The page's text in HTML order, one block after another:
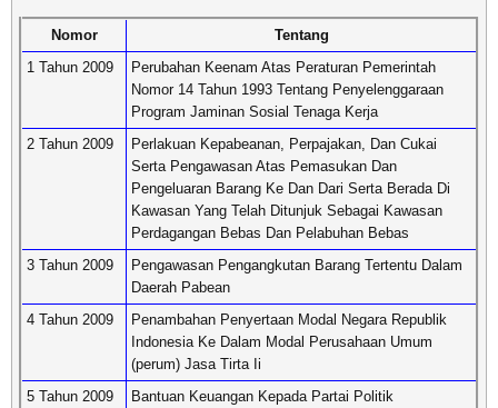
Nomor
Tentang
1 Tahun 2009
Perubahan Keenam Atas Peraturan Pemerintah
Nomor 14 Tahun 1993 Tentang Penyelenggaraan
Program Jaminan Sosial Tenaga Kerja
2 Tahun 2009
Perlakuan Kepabeanan, Perpajakan, Dan Cukai
Serta Pengawasan Atas Pemasukan Dan
Pengeluaran Barang Ke Dan Dari Serta Berada Di
Kawasan Yang Telah Ditunjuk Sebagai Kawasan
Perdagangan Bebas Dan Pelabuhan Bebas
3 Tahun 2009
Pengawasan Pengangkutan Barang Tertentu Dalam
Daerah Pabean
4 Tahun 2009
Penambahan Penyertaan Modal Negara Republik
Indonesia Ke Dalam Modal Perusahaan Umum
(perum) Jasa Tirta Ii
5 Tahun 2009
Bantuan Keuangan Kepada Partai Politik